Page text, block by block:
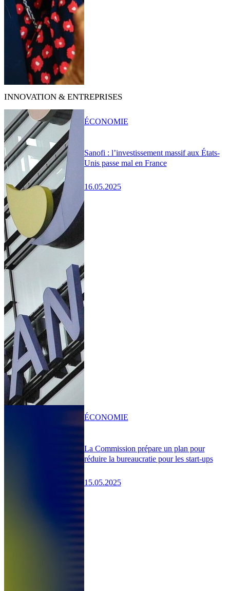
INNOVATION & ENTREPRISES
Sanofi : l’investissement massif aux États-
Unis passe mal en France
16.05.2025
ÉCONOMIE
La Commission prépare un plan pour
réduire la bureaucratie pour les start-ups
15.05.2025
ÉCONOMIE